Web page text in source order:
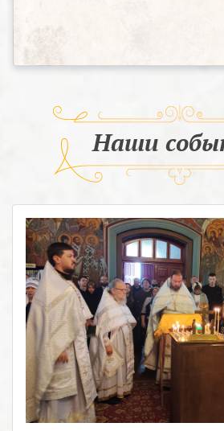
Наши